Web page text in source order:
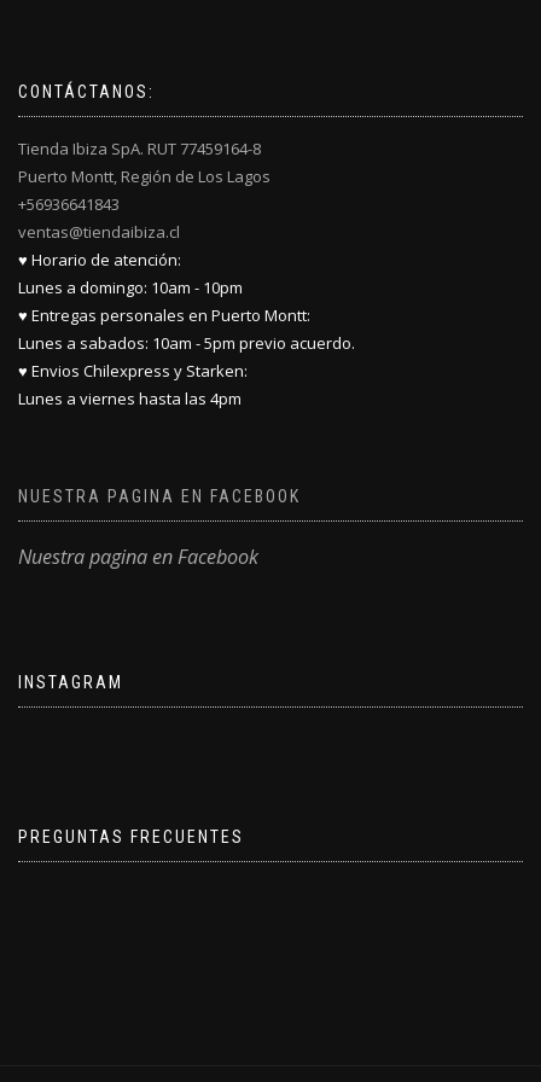
CONTÁCTANOS:
Tienda Ibiza SpA. RUT 77459164-8
Puerto Montt, Región de Los Lagos
+56936641843
ventas@tiendaibiza.cl
♥ Horario de atención:
Lunes a domingo: 10am - 10pm
♥ Entregas personales en Puerto Montt:
Lunes a sabados: 10am - 5pm previo acuerdo.
♥ Envios Chilexpress y Starken:
Lunes a viernes hasta las 4pm
NUESTRA PAGINA EN FACEBOOK
Nuestra pagina en Facebook
INSTAGRAM
PREGUNTAS FRECUENTES